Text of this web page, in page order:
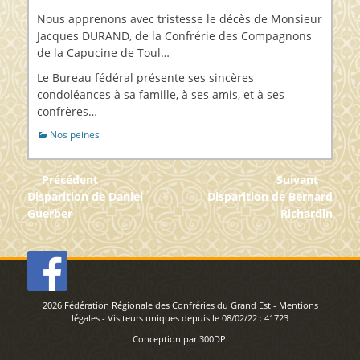
Nous apprenons avec tristesse le décès de Monsieur
Jacques DURAND, de la Confrérie des Compagnons
de la Capucine de Toul…
Le Bureau fédéral présente ses sincères
condoléances à sa famille, à ses amis, et à ses
confrères…
Catégories
Nos peines
Navigation
de
l’article
← Précédent
Article
précédent :
Disparition de Daniel
Guerber
Suivant →
Article
suivant :
Disparition de Bernard
Richardin
2026 Fédération Régionale des Confréries du Grand Est- Mentions
légales - Visiteurs uniques depuis le 08/02/22 : 41723
Conception par300DPI